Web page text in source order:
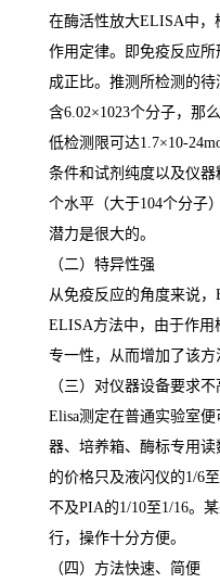
在酶活性放大ELISA中，
作用定律。即免疫反应
成正比。推测所检测的待
含6.02×1023个分子，那
低检测限可达1.7×10-
条件和试剂纯度以及仪
个水平（大于104个分子
潜力是很大的。
（二）特异性强
从免疫反应的角度来说，
ELISA方法中，由于作
专一性，从而增加了该方
（三）对仪器设备要求
Elisa测定在普通实验室
器、培养箱、酶标专用
的价格只及液闪仪的1/6至
不及PIA的1/10至1/16。
行，操作十分方便。
（四）方法快速、简便